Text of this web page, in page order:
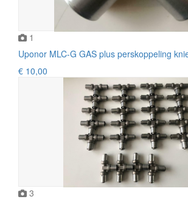
1
Uponor MLC-G GAS plus perskoppeling
€ 10,00
3